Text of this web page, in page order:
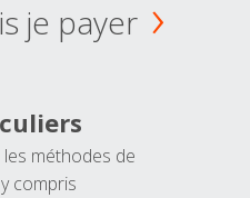
je payer
méthodes de
compris